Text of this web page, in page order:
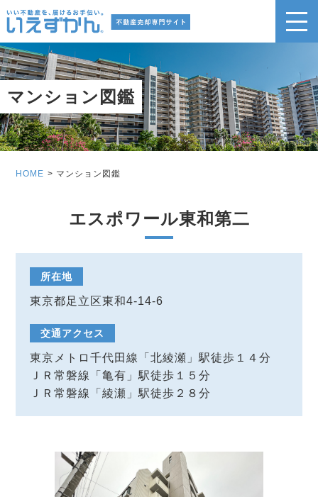
マンション図鑑
HOME マンション図鑑
エスポワール東和第二
所在地
東京都足立区東和4-14-6
交通アクセス
東京メトロ千代田線「北綾瀬」駅徒歩１４分
ＪＲ常磐線「亀有」駅徒歩１５分
ＪＲ常磐線「綾瀬」駅徒歩２８分